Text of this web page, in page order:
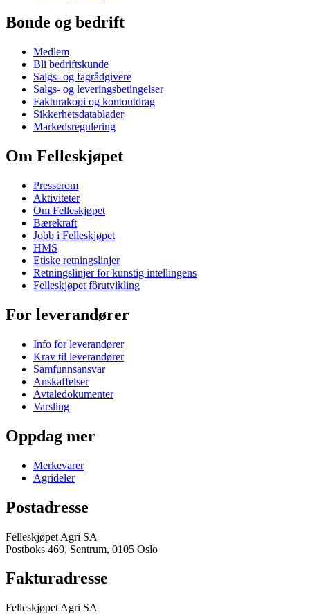
Bonde og bedrift
Medlem
Bli bedriftskunde
Salgs- og fagrådgivere
Salgs- og leveringsbetingelser
Fakturakopi og kontoutdrag
Sikkerhetsdatablader
Markedsregulering
Om Felleskjøpet
Presserom
Aktiviteter
Om Felleskjøpet
Bærekraft
Jobb i Felleskjøpet
HMS
Etiske retningslinjer
Retningslinjer for kunstig intellingens
Felleskjøpet fôrutvikling
For leverandører
Info for leverandører
Krav til leverandører
Samfunnsansvar
Anskaffelser
Avtaledokumenter
Varsling
Oppdag mer
Merkevarer
Agrideler
Postadresse
Felleskjøpet Agri SA
Postboks 469, Sentrum, 0105 Oslo
Fakturadresse
Felleskjøpet Agri SA